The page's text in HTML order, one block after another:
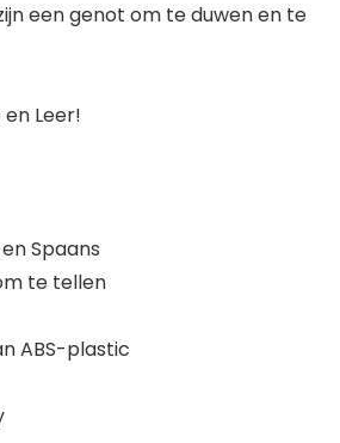
een genot om te duwen en te
en Leer!
Spaans
te tellen
ABS-plastic